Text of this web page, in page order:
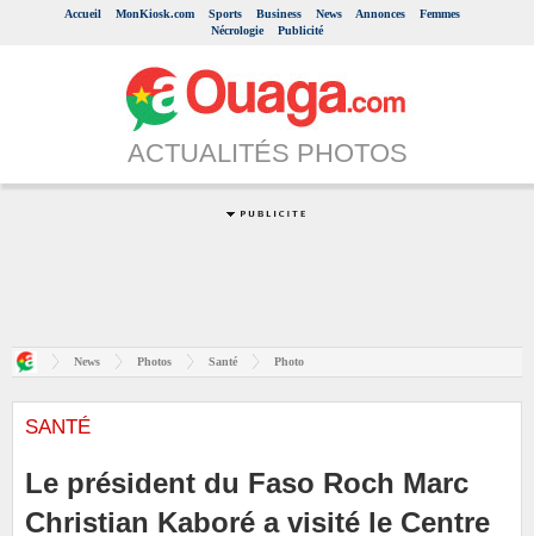
Accueil MonKiosk.com Sports Business News Annonces
Femmes
Nécrologie
Publicité
ACTUALITÉS PHOTOS
News Photos Santé Photo
SANTÉ
Le président du Faso Roch Marc
Christian Kaboré a visité le Centre